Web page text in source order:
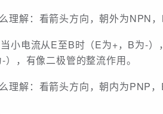
理解：看箭头方向，朝外为NPN
小电流从E至B时（E为+，B为-
），有像二极管的整流作用。
理解：看箭头方向，朝内为PNP